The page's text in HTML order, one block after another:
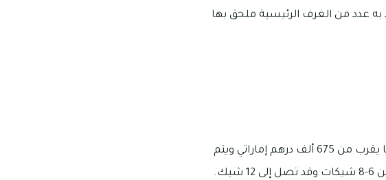
عدد من الغرف الرئيسية ملحق بها
تبلغ متوسط أسعار استئجار الفلل المكونة من 5 غرف في مجمع كاليدا ما يقرب من 675 ألف درهم إماراتي ويتم